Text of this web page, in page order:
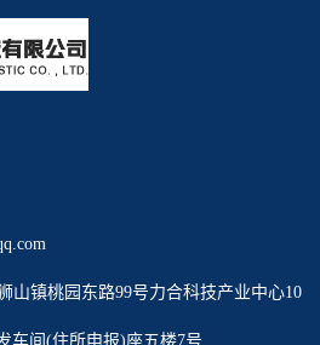
山镇桃园东路99号力合科技产业中心10
车间(住所申报)座五楼7号